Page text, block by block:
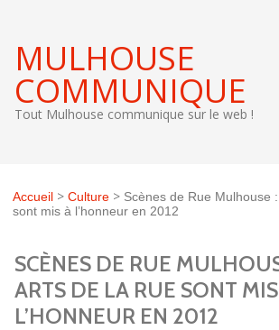
MULHOUSE
COMMUNIQUE
Tout Mulhouse communique sur le web !
Accueil > Culture > Scènes de Rue Mulhouse
sont mis à l’honneur en 2012
SCÈNES DE RUE
ARTS DE LA RUE SONT
L’HONNEUR EN 2012